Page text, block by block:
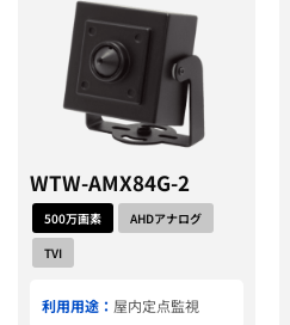
WTW-AMX84G-2
500万画素
AHDアナログ
TVI
利用用途： 屋内定点監視